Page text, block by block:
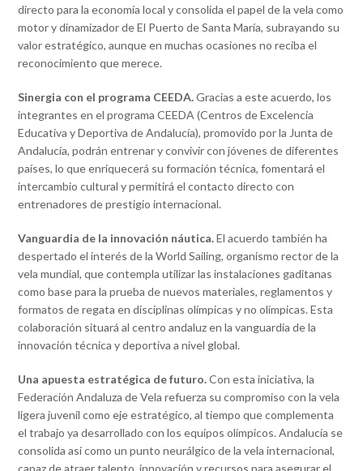
directo para la economía local y consolida el papel de la vela como
motor y dinamizador de El Puerto de Santa María, subrayando su
valor estratégico, aunque en muchas ocasiones no reciba el
reconocimiento que merece.
Sinergia con el programa CEEDA.Gracias a este acuerdo, los
integrantes en el programa CEEDA (Centros de Excelencia
Educativa y Deportiva de Andalucía), promovido por la Junta de
Andalucía, podrán entrenar y convivir con jóvenes de diferentes
países, lo que enriquecerá su formación técnica, fomentará el
intercambio cultural y permitirá el contacto directo con
entrenadores de prestigio internacional.
Vanguardia de la innovación náutica.El acuerdo también ha
despertado el interés de la World Sailing, organismo rector de la
vela mundial, que contempla utilizar las instalaciones gaditanas
como base para la prueba de nuevos materiales, reglamentos y
formatos de regata en disciplinas olímpicas y no olímpicas. Esta
colaboración situará al centro andaluz en la vanguardia de la
innovación técnica y deportiva a nivel global.
Una apuesta estratégica de futuro.Con esta iniciativa, la
Federación Andaluza de Vela refuerza su compromiso con la vela
ligera juvenil como eje estratégico, al tiempo que complementa
el trabajo ya desarrollado con los equipos olímpicos. Andalucía se
consolida así como un punto neurálgico de la vela internacional,